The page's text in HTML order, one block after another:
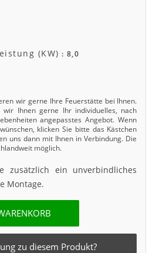
(kW) : 8,0
wir gerne Ihre Feuerstätte bei Ihnen.
wir Ihnen gerne Ihr individuelles, nach
angepasstes Angebot. Wenn
klicken Sie bitte das Kästchen
uns dann mit Ihnen in Verbindung. Die
möglich.
zusätzlich ein unverbindliches
Montage.
zu diesem Produkt?